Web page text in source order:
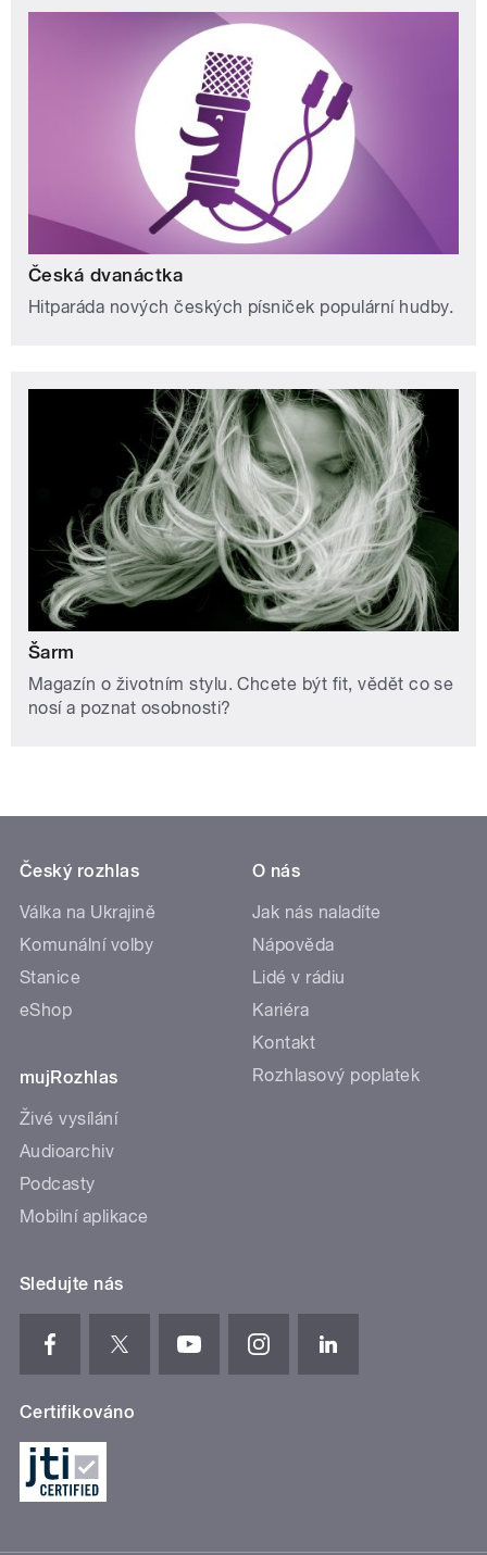
Česká dvanáctka
Hitparáda nových českých písniček populární hudby.
Šarm
Magazín o životním stylu. Chcete být fit, vědět co se
nosí a poznat osobnosti?
Český rozhlas
Válka na Ukrajině
Komunální volby
Stanice
eShop
mujRozhlas
Živé vysílání
Audioarchiv
Podcasty
Mobilní aplikace
O nás
Jak nás naladíte
Nápověda
Lidé v rádiu
Kariéra
Kontakt
Rozhlasový poplatek
Sledujte nás
Certifikováno